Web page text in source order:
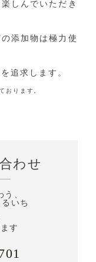
しんでいただき
添加物は極力使
追求します。
おります。
わせ
、
いち
す